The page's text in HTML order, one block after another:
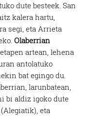
dute besteek. San
kalera hartu,
segi, eta Arrieta
Olaberrian
artean, lehena
antolatuko
bat egingo du.
larunbatean,
bi aldiz igoko dute
eta